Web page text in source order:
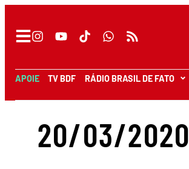
APOIE TV BDF RÁDIO BRASIL DE FATO
20/03/2020